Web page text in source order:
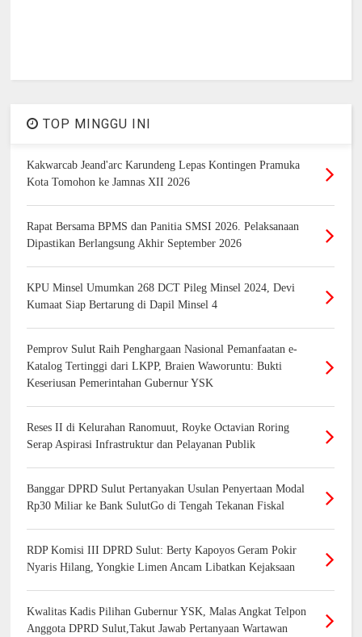
TOP MINGGU INI
Kakwarcab Jeand'arc Karundeng Lepas Kontingen Pramuka
Kota Tomohon ke Jamnas XII 2026
Rapat Bersama BPMS dan Panitia SMSI 2026. Pelaksanaan
Dipastikan Berlangsung Akhir September 2026
KPU Minsel Umumkan 268 DCT Pileg Minsel 2024, Devi
Kumaat Siap Bertarung di Dapil Minsel 4
Pemprov Sulut Raih Penghargaan Nasional Pemanfaatan e-
Katalog Tertinggi dari LKPP, Braien Waworuntu: Bukti
Keseriusan Pemerintahan Gubernur YSK
Reses II di Kelurahan Ranomuut, Royke Octavian Roring
Serap Aspirasi Infrastruktur dan Pelayanan Publik
Banggar DPRD Sulut Pertanyakan Usulan Penyertaan Modal
Rp30 Miliar ke Bank SulutGo di Tengah Tekanan Fiskal
RDP Komisi III DPRD Sulut: Berty Kapoyos Geram Pokir
Nyaris Hilang, Yongkie Limen Ancam Libatkan Kejaksaan
Kwalitas Kadis Pilihan Gubernur YSK, Malas Angkat Telpon
Anggota DPRD Sulut,Takut Jawab Pertanyaan Wartawan